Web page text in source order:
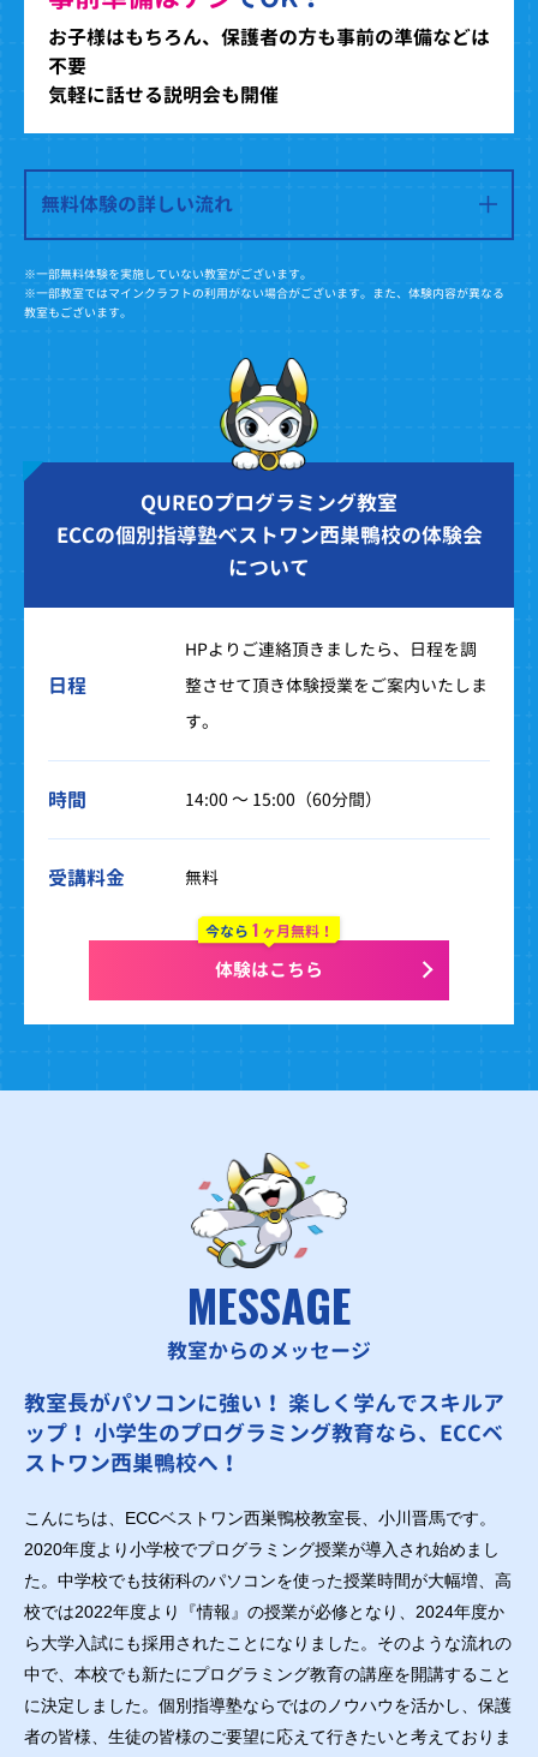
お子様はもちろん、保護者の方も事前の準備などは
不要
気軽に話せる説明会も開催
無料体験の詳しい流れ
※一部無料体験を実施していない教室がございます。
※一部教室ではマインクラフトの利用がない場合がございます。また、体験内容が異なる
教室もございます。
QUREOプログラミング教室
ECCの個別指導塾ベストワン西巣鴨校の体験会
について
日程
HPよりご連絡頂きましたら、日程を調
整させて頂き体験授業をご案内いたしま
す。
時間 14:00 ～ 15:00（60分間）
受講料金 無料
今なら 1 ヶ月無料！
体験はこちら
MESSAGE
教室からのメッセージ
教室長がパソコンに強い！ 楽しく学んでスキルア
ップ！ 小学生のプログラミング教育なら、ECCベ
ストワン西巣鴨校へ！
こんにちは、ECCベストワン西巣鴨校教室長、小川晋馬です。
2020年度より小学校でプログラミング授業が導入され始めまし
た。中学校でも技術科のパソコンを使った授業時間が大幅増、高
校では2022年度より『情報』の授業が必修となり、2024年度か
ら大学入試にも採用されたことになりました。そのような流れの
中で、本校でも新たにプログラミング教育の講座を開講すること
に決定しました。個別指導塾ならではのノウハウを活かし、保護
者の皆様、生徒の皆様のご要望に応えて行きたいと考えておりま